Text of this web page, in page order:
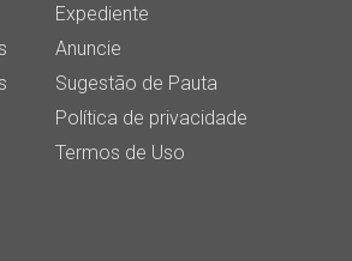
Expediente
Anuncie
Sugestão de Pauta
Política de privacidade
Termos de Uso